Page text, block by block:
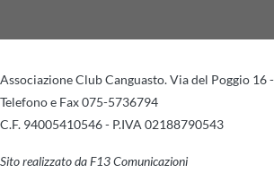
Associazione Club Canguasto. Via del Poggio 16
Telefono e Fax 075-5736794
C.F. 94005410546 - P.IVA 02188790543
Sito realizzato da F13 Comunicazioni